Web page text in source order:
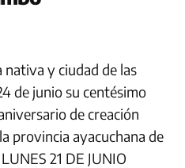
nativa y ciudad de las
de junio su centésimo
de creación
provincia ayacuchana de
21 DE JUNIO